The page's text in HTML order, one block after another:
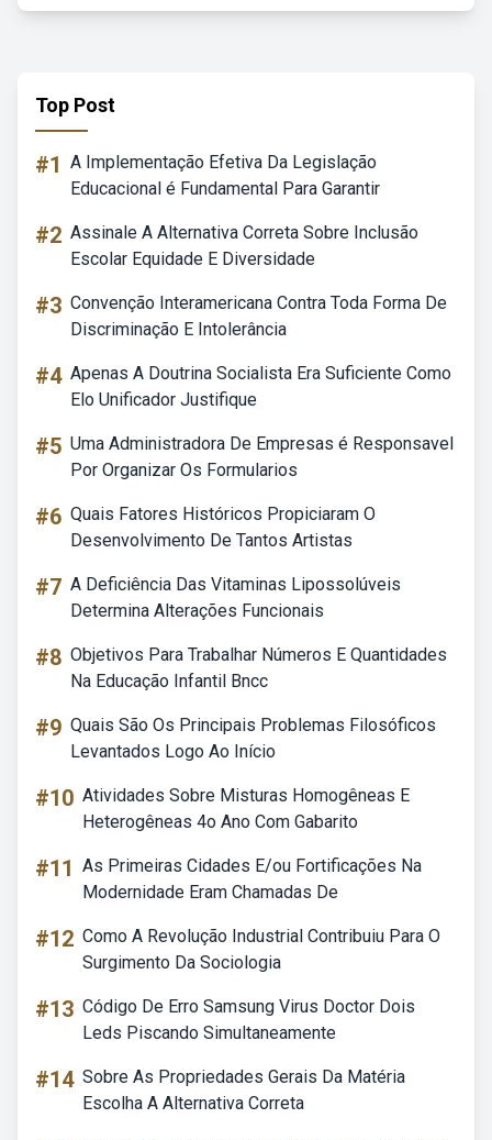
Top Post
#1 A Implementação Efetiva Da Legislação
Educacional é Fundamental Para Garantir
#2 Assinale A Alternativa Correta Sobre Inclusão
Escolar Equidade E Diversidade
#3 Convenção Interamericana Contra Toda Forma De
Discriminação E Intolerância
#4 Apenas A Doutrina Socialista Era Suficiente Como
Elo Unificador Justifique
#5 Uma Administradora De Empresas é Responsavel
Por Organizar Os Formularios
#6 Quais Fatores Históricos Propiciaram O
Desenvolvimento De Tantos Artistas
#7 A Deficiência Das Vitaminas Lipossolúveis
Determina Alterações Funcionais
#8 Objetivos Para Trabalhar Números E Quantidades
Na Educação Infantil Bncc
#9 Quais São Os Principais Problemas Filosóficos
Levantados Logo Ao Início
#10 Atividades Sobre Misturas Homogêneas E
Heterogêneas 4o Ano Com Gabarito
#11 As Primeiras Cidades E/ou Fortificações Na
Modernidade Eram Chamadas De
#12 Como A Revolução Industrial Contribuiu Para O
Surgimento Da Sociologia
#13 Código De Erro Samsung Virus Doctor Dois
Leds Piscando Simultaneamente
#14 Sobre As Propriedades Gerais Da Matéria
Escolha A Alternativa Correta